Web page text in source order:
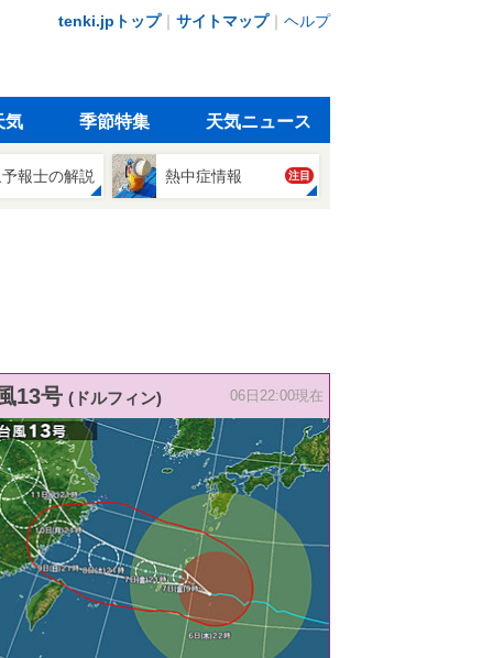
tenki.jpトップ｜ サイトマップ｜ ヘルプ
気 季節特集 天気ニュース
報士の解説 熱中症情報 注目
13号 (ドルフィン) 06日22:00現在